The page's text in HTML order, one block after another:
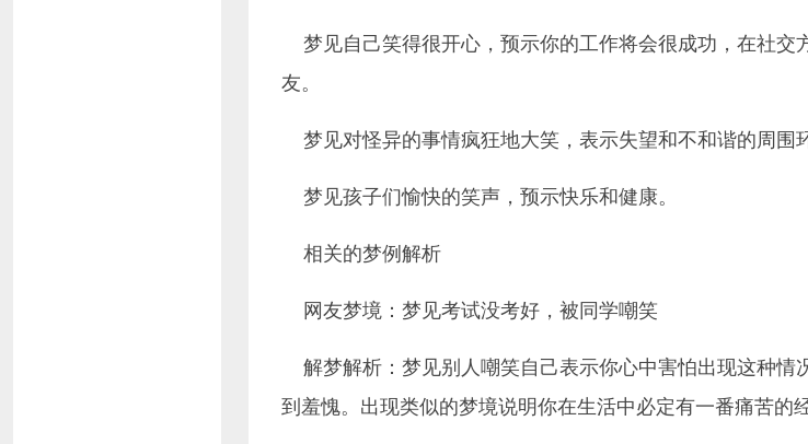
梦见自己笑得很开心，预示你的工作将会很成功，在社交
友。
梦见对怪异的事情疯狂地大笑，表示失望和不和谐的周围
梦见孩子们愉快的笑声，预示快乐和健康。
相关的梦例解析
网友梦境：梦见考试没考好，被同学嘲笑
解梦解析：梦见别人嘲笑自己表示你心中害怕出现这种情
到羞愧。出现类似的梦境说明你在生活中必定有一番痛苦的经